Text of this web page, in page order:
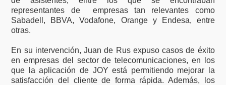
representantes de empresas tan relevantes como
Sabadell, BBVA, Vodafone, Orange y Endesa, entre
otras.
En su intervención, Juan de Rus expuso casos de éxito
en empresas del sector de telecomunicaciones, en los
que la aplicación de JOY está permitiendo mejorar la
satisfacción del cliente de forma rápida. Además, los